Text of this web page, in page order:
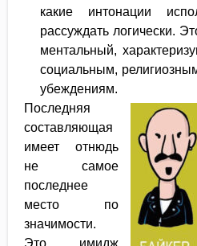
какие интонации
рассуждать логически.
ментальный,
социальным,
убеждениям.
Последняя
составляющая
имеет отнюдь
не самое
последнее
место по
значимости.
Это имидж